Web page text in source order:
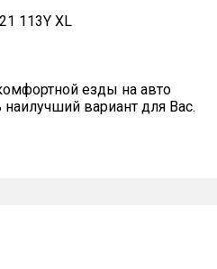
113Y XL
езды на авто
вариант для Вас.